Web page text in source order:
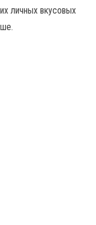
личных вкусовых